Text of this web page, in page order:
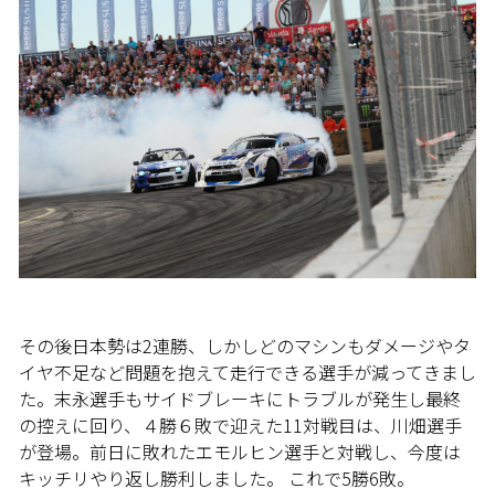
その後日本勢は2連勝、しかしどのマシンもダメージやタ
イヤ不足など問題を抱えて走行できる選手が減ってきまし
た。末永選手もサイドブレーキにトラブルが発生し最終
の控えに回り、４勝６敗で迎えた11対戦目は、川畑選手
が登場。前日に敗れたエモルヒン選手と対戦し、今度は
キッチリやり返し勝利しました。 これで5勝6敗。